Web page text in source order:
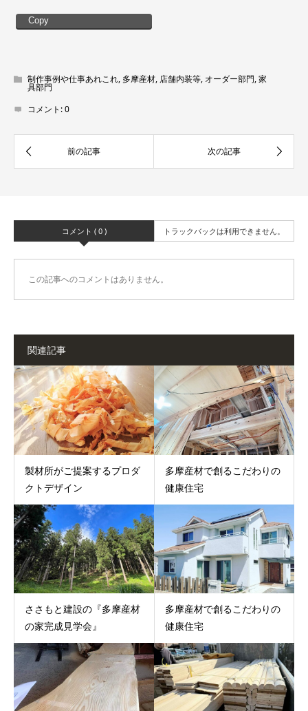
Copy
制作事例や仕事あれこれ, 多摩産材, 店舗内装等, オーダー部門,家
具部門
コメント:0
コメント ( 0 ) トラックバックは利用できません。
この記事へのコメントはありません。
関連記事
製材所がご提案するプロダ
クトデザイン
多摩産材で創るこだわりの
健康住宅
ささもと建設の『多摩産材
の家完成見学会』
多摩産材で創るこだわりの
健康住宅